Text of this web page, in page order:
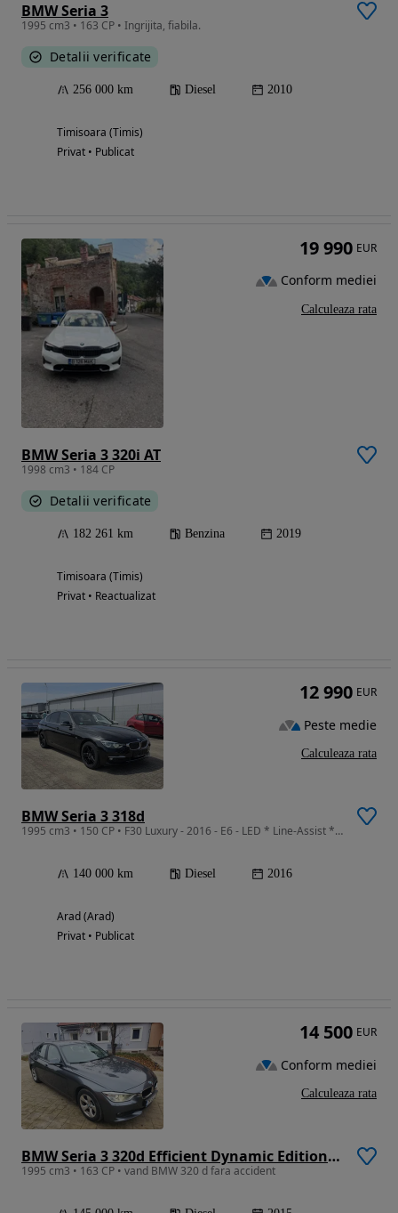
BMW Seria 3
1995 cm3 • 163 CP • Ingrijita, fiabila.
Detalii verificate
256 000 km Diesel 2010
Timisoara (Timis)
Privat • Publicat
BMW Seria 3 320i AT
1998 cm3 • 184 CP
Detalii verificate
182 261 km Benzina 2019
Timisoara (Timis)
Privat • Reactualizat
19 990 EUR
Conform mediei
Calculeaza rata
BMW Seria 3 318d
1995 cm3 • 150 CP • F30 Luxury - 2016 - E6 - LED * Line-Assist * Keyless * ConnectedDrive
140 000 km Diesel 2016
Arad (Arad)
Privat • Publicat
12 990 EUR
Peste medie
Calculeaza rata
BMW Seria 3 320d Efficient Dynamic Edition Aut. Blue Performan
1995 cm3 • 163 CP • vand BMW 320 d fara accident
14 500 EUR
Conform mediei
Calculeaza rata